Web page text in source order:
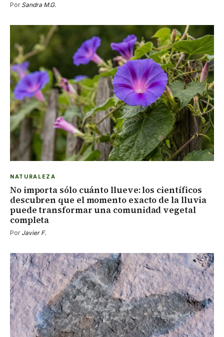
Por Sandra M.G.
NATURALEZA
No importa sólo cuánto llueve: los científicos
descubren que el momento exacto de la lluvia
puede transformar una comunidad vegetal
completa
Por Javier F.